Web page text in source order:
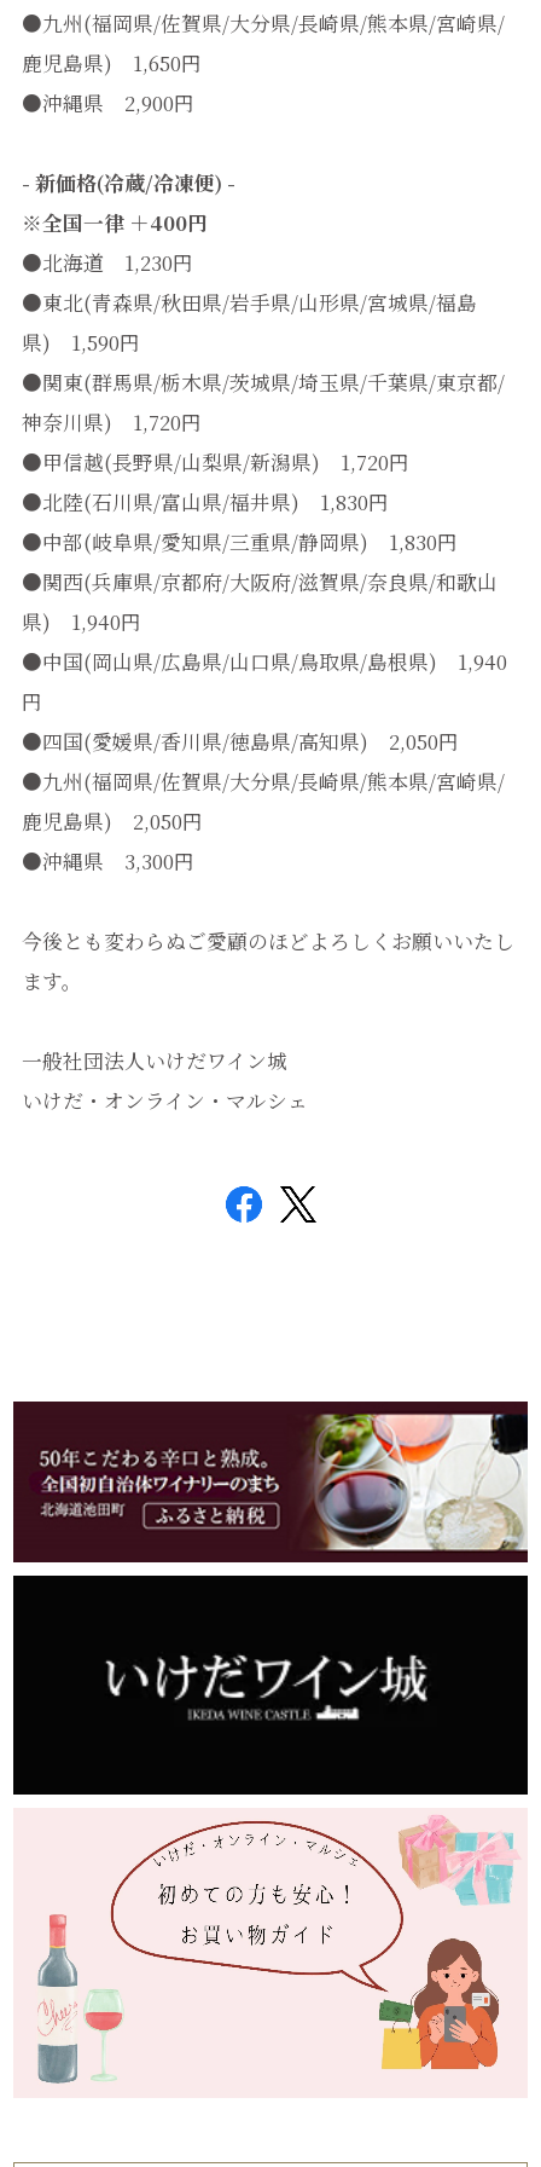
●九州(福岡県/佐賀県/大分県/長崎県/熊本県/宮崎県/
鹿児島県) 1,650円
●沖縄県 2,900円
- 新価格(冷蔵/冷凍便) -
※全国一律 ＋400円
●北海道 1,230円
●東北(青森県/秋田県/岩手県/山形県/宮城県/福島
県) 1,590円
●関東(群馬県/栃木県/茨城県/埼玉県/千葉県/東京都/
神奈川県) 1,720円
●甲信越(長野県/山梨県/新潟県) 1,720円
●北陸(石川県/富山県/福井県) 1,830円
●中部(岐阜県/愛知県/三重県/静岡県) 1,830円
●関西(兵庫県/京都府/大阪府/滋賀県/奈良県/和歌山
県) 1,940円
●中国(岡山県/広島県/山口県/鳥取県/島根県) 1,940
円
●四国(愛媛県/香川県/徳島県/高知県) 2,050円
●九州(福岡県/佐賀県/大分県/長崎県/熊本県/宮崎県/
鹿児島県) 2,050円
●沖縄県 3,300円
今後とも変わらぬご愛顧のほどよろしくお願いいたし
ます。
一般社団法人いけだワイン城
いけだ・オンライン・マルシェ